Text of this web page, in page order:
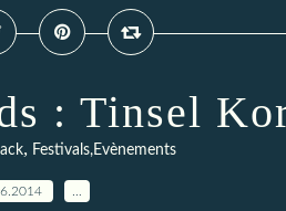
: Tinsel
, Festivals,Evènements